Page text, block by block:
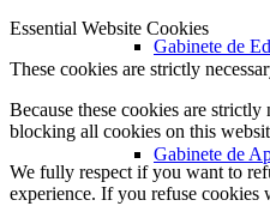
Gabinete de
Gabinete de
Essential Website Cookies
These cookies are strictly
Because these cookies are
blocking all cookies on this
We fully respect if you want to
experience. If you refuse